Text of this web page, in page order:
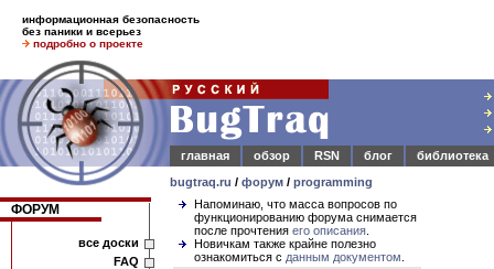
информационная безопасность
без паники и всерьез
подробно о проекте
главная
обзор RSN блог
библиотека
bugtraq.ru / форум / programming
ФОРУМ
все доски
FAQ
Напоминаю, что масса вопросов по
функционированию форума снимается
после прочтения его описания
Новичкам также крайне полезно
ознакомиться с данным документом